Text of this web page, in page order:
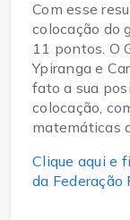
Com esse
colocação do
11 pontos. O
Ypiranga e
fato a sua
colocação,
matemáticas
Clique aqui e
da Federação